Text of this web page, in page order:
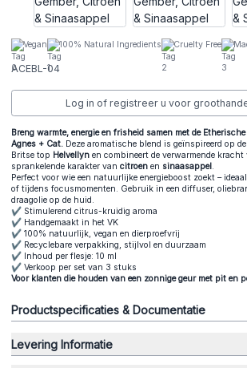
Vegan 100% Natural Ingredients Cruelty Free
ACEBL-04
Log in of registreer u voor
Breng warmte, energie en frisheid samen met de
Agnes + Cat. Deze aromatische blend is geïnspireerd op
Britse top Helvellyn en combineert de verwarmende kracht
sprankelende karakter van citroen en sinaasappel.
Perfect voor wie een natuurlijke energieboost zoekt –
of tijdens focusmomenten. Gebruik in een diffuser,
draagolie op de huid.
✔ Stimulerend citrus-kruidig aroma
✔ Handgemaakt in het VK
✔ 100% natuurlijk, vegan en dierproefvrij
✔ Recyclebare verpakking, stijlvol en duurzaam
✔ Inhoud per flesje: 10 ml
✔ Verkoop per set van 3 stuks
Voor klanten die houden van een zonnige geur met pit en
Productspecificaties & Documentatie
Levering Informatie